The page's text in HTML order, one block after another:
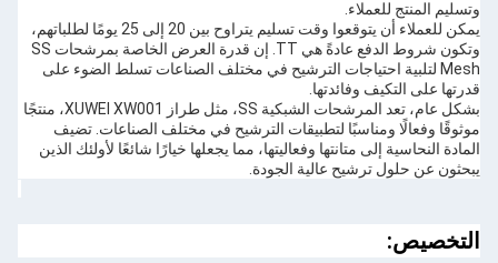
وتسليم المنتج للعملاء.
يمكن للعملاء أن يتوقعوا وقت تسليم يتراوح بين 20 إلى 25 يومًا لطلباتهم،
وتكون شروط الدفع عادةً هي TT. إن قدرة العرض الخاصة بمرشحات SS
Mesh لتلبية احتياجات الترشيح في مختلف الصناعات تسلط الضوء على
قدرتها على التكيف وفائدتها.
بشكل عام، تعد المرشحات الشبكية SS، مثل طراز XUWEI XW001، منتجًا
موثوقًا وفعالًا ومناسبًا لتطبيقات الترشيح في مختلف الصناعات. تضيف
المادة النحاسية إلى متانتها وفعاليتها، مما يجعلها خيارًا شائعًا لأولئك الذين
يبحثون عن حلول ترشيح عالية الجودة.
التخصيص: